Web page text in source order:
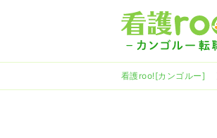
看護roo![カンゴルー]